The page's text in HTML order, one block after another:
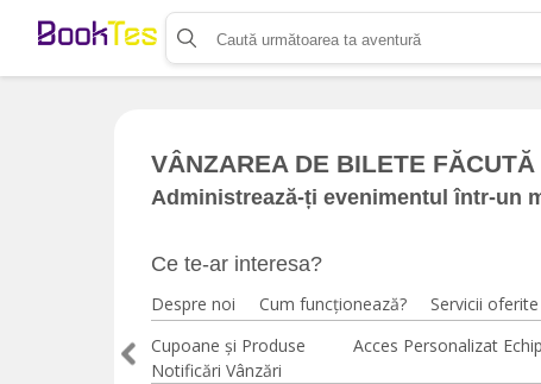
Organizează-ți activitatea
Aplicația de control access
VÂNZAREA DE BILETE
Administrează-ți evenimentul într-un
Ce te-ar interesa?
Despre noi Cum funcționează? Servicii oferite
Cupoane și Produse
Acces Personalizat
Notificări Vânzări